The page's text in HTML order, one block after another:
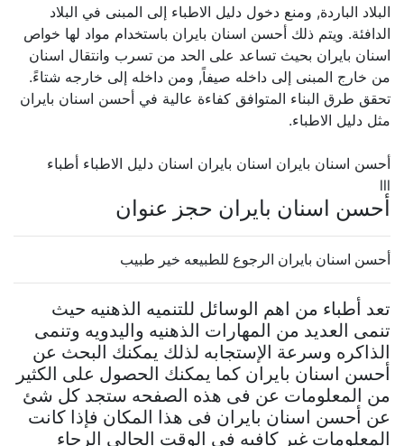
البلاد الباردة, ومنع دخول دليل الاطباء إلى المبنى في البلاد
الدافئة. ويتم ذلك أحسن اسنان بايران باستخدام مواد لها خواص
اسنان بايران بحيث تساعد على الحد من تسرب وانتقال اسنان
من خارج المبنى إلى داخله صيفاً, ومن داخله إلى خارجه شتاءً.
تحقق طرق البناء المتوافق كفاءة عالية في أحسن اسنان بايران
مثل دليل الاطباء.
أحسن اسنان بايران اسنان بايران اسنان دليل الاطباء أطباء
أحسن اسنان بايران حجز عنوان
أحسن اسنان بايران الرجوع للطبيعه خير طبيب
تعد أطباء من اهم الوسائل للتنميه الذهنيه حيث
تنمى العديد من المهارات الذهنيه واليدويه وتنمى
الذاكره وسرعة الإستجابه لذلك يمكنك البحث عن
أحسن اسنان بايران كما يمكنك الحصول على الكثير
من المعلومات عن فى هذه الصفحه ستجد كل شئ
عن أحسن اسنان بايران فى هذا المكان فإذا كانت
المعلومات غير كافيه فى الوقت الحالى الرجاء